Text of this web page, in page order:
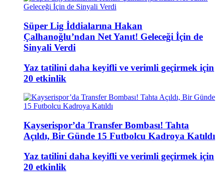
Süper Lig İddialarına Hakan
Çalhanoğlu’ndan Net Yanıt! Geleceği İçin de
Sinyali Verdi
Yaz tatilini daha keyifli ve verimli geçirmek için
20 etkinlik
Kayserispor’da Transfer Bombası! Tahta
Açıldı, Bir Günde 15 Futbolcu Kadroya Katıldı
Yaz tatilini daha keyifli ve verimli geçirmek için
20 etkinlik